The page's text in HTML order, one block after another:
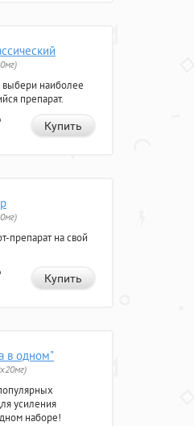
наиболее
препарат.
Купить
препарат на свой
Купить
в одном"
усиления
наборе!